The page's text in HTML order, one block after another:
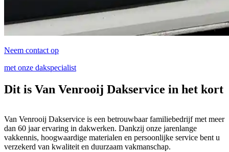
Neem contact op
met onze dakspecialist
Dit is Van Venrooij Dakservice in het kort
Van Venrooij Dakservice is een betrouwbaar familiebedrijf met meer
dan 60 jaar ervaring in dakwerken. Dankzij onze jarenlange
vakkennis, hoogwaardige materialen en persoonlijke service bent u
verzekerd van kwaliteit en duurzaam vakmanschap.